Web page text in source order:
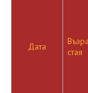
Дата
стая